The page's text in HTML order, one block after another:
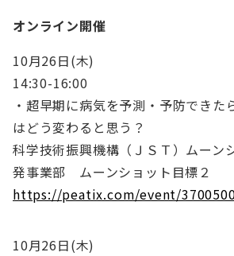
オンライン開催
10月26日(木)
14:30-16:00
・超早期に病気を予測・予防できた
はどう変わると思う？
科学技術振興機構（ＪＳＴ）ムーン
発事業部 ムーンショット目標２
https://peatix.com/event/
10月26日(木)